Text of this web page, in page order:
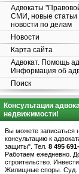
Адвокаты
СМИ, новые статьи
новости по делам
Новости
Карта сайта
Адвокат. Помощь
Информация об
Поиск
Консультации
недвижимости!
Вы можете записаться
консультацию к
защиты". Тел. 8 495
Работаем ежедневно.
строительство.
Жилищные споры. Суд.